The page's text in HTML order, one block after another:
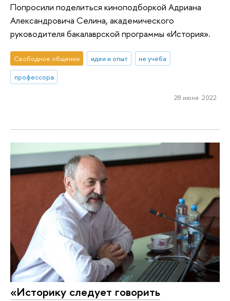
Попросили поделиться киноподборкой Адриана
Александровича Селина, академического
руководителя бакалаврской программы «История».
Свободное общение идеи и опыт
не учеба
профессора
28 июня 2022
«Историку следует говорить